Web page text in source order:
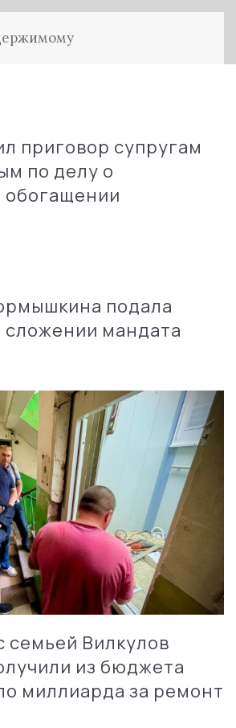
приговор супругам
по делу о
обогащении
подала
сложении мандата
семьей Вилкулов
из бюджета
миллиарда за ремонт